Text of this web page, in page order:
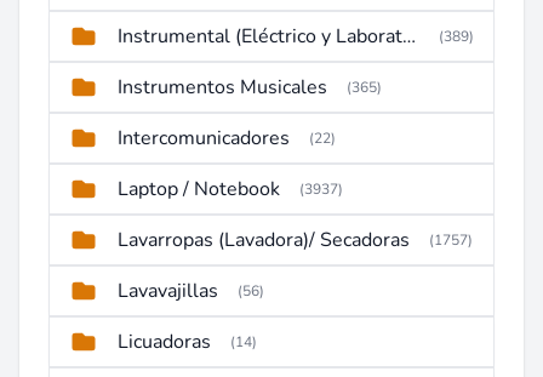
Instrumental (Eléctrico y Laboratorio) (389)
Instrumentos Musicales (365)
Intercomunicadores (22)
Laptop / Notebook (3937)
Lavarropas (Lavadora)/ Secadoras (1757)
Lavavajillas (56)
Licuadoras (14)